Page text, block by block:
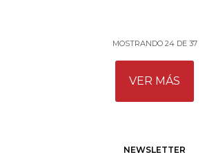
MOSTRANDO 24DE 37
VER MÁS
NEWSLETTER